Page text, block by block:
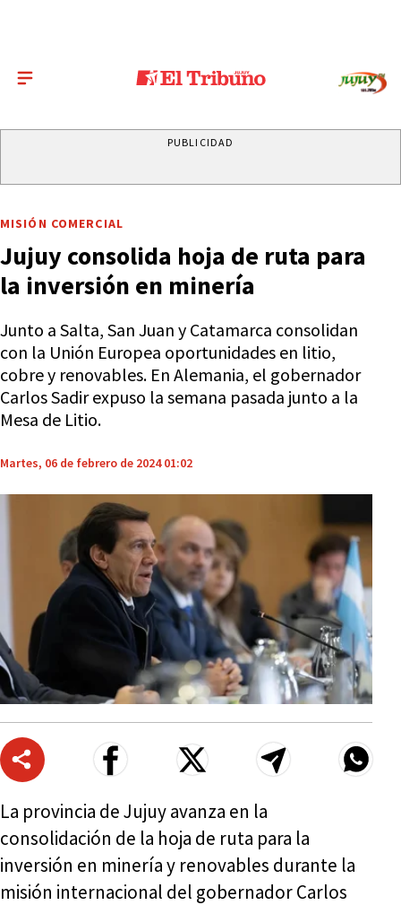
PUBLICIDAD
MISIÓN COMERCIAL
Jujuy consolida hoja de ruta para
la inversión en minería
Junto a Salta, San Juan y Catamarca consolidan
con la Unión Europea oportunidades en litio,
cobre y renovables. En Alemania, el gobernador
Carlos Sadir expuso la semana pasada junto a la
Mesa de Litio.
Martes, 06 de febrero de 2024 01:02
La provincia de Jujuy avanza en la
consolidación de la hoja de ruta para la
inversión en minería y renovables durante la
misión internacional del gobernador Carlos